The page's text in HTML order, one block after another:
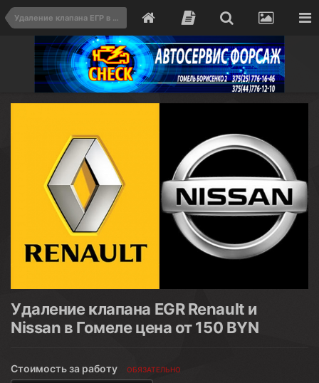
Удаление клапана ЕГР в Гомеле — Цена от 150 BYN, Отключение EGR | СТО Форсаж
Удаление клапана EGR Renault и
Nissan в Гомеле цена от 150 BYN
Стоимость за работу ОБЯЗАТЕЛЬНО